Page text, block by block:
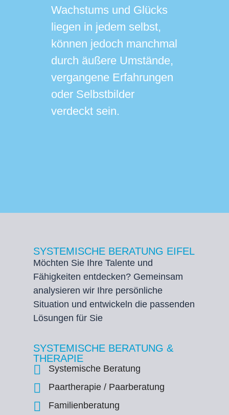
Wachstums und Glücks
liegen in jedem selbst,
können jedoch manchmal
durch äußere Umstände,
vergangene Erfahrungen
oder Selbstbilder
verdeckt sein.
SYSTEMISCHE BERATUNG EIFEL
Möchten Sie Ihre Talente und
Fähigkeiten entdecken? Gemeinsam
analysieren wir Ihre persönliche
Situation und entwickeln die passenden
Lösungen für Sie
SYSTEMISCHE BERATUNG &
THERAPIE
Systemische Beratung
Paartherapie / Paarberatung
Familienberatung